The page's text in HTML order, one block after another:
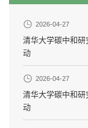
2026-04-27
清华大学碳中和
动
2026-04-27
清华大学碳中和
动